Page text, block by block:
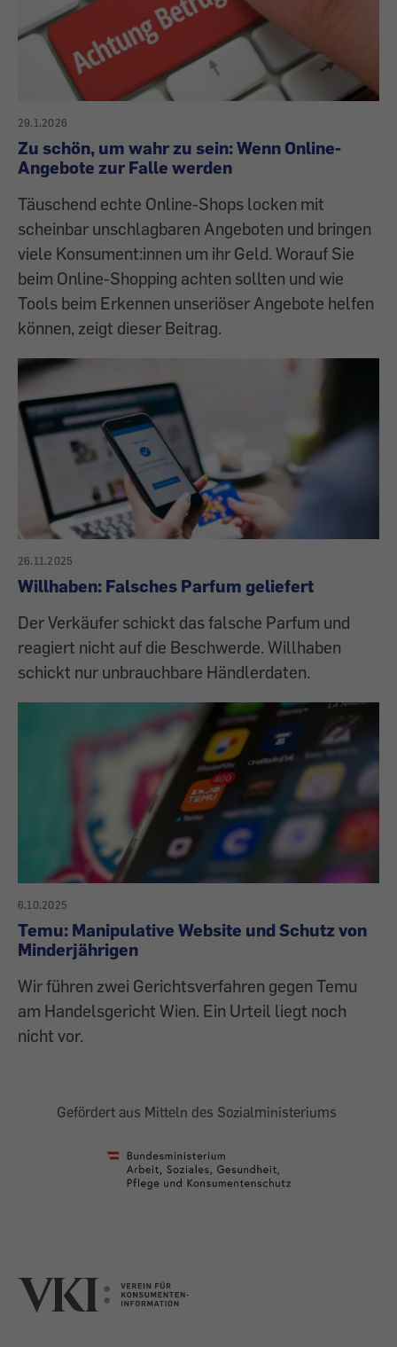
29.1.2026
Zu schön, um wahr zu sein: Wenn Online-
Angebote zur Falle werden
Täuschend echte Online-Shops locken mit
scheinbar unschlagbaren Angeboten und bringen
viele Konsument:innen um ihr Geld. Worauf Sie
beim Online-Shopping achten sollten und wie
Tools beim Erkennen unseriöser Angebote helfen
können, zeigt dieser Beitrag.
26.11.2025
Willhaben: Falsches Parfum geliefert
Der Verkäufer schickt das falsche Parfum und
reagiert nicht auf die Beschwerde. Willhaben
schickt nur unbrauchbare Händlerdaten.
6.10.2025
Temu: Manipulative Website und Schutz von
Minderjährigen
Wir führen zwei Gerichtsverfahren gegen Temu
am Handelsgericht Wien. Ein Urteil liegt noch
nicht vor.
Gefördert aus Mitteln des Sozialministeriums